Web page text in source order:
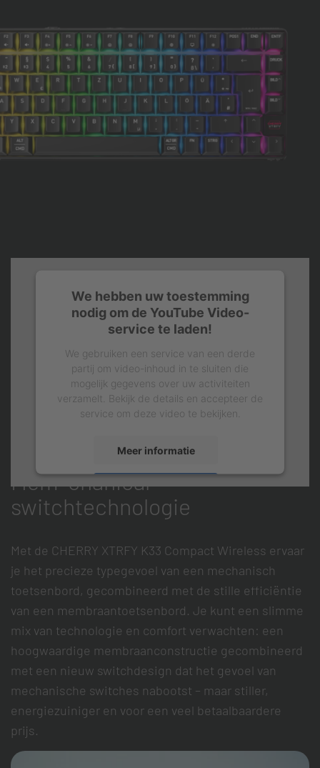
We hebben uw toestemming
nodig om de YouTube Video-
service te laden!
We gebruiken een service van een derde
partij om video-inhoud in te sluiten die
mogelijk gegevens over uw activiteiten
verzamelt. Bekijk de details en accepteer de
service om deze video te bekijken.
Meer informatie
Accepteren
Mem-chanical
switchtechnologie
Met de CHERRY XTRFY K33 Compact Wireless ervaar
je het precieze typegevoel van een mechanisch
toetsenbord, gecombineerd met de stille efficiëntie
van een membraantoetsenbord. Je kunt een slimme
mix van technologie en comfort verwachten: een
hoogwaardige membraanconstructie gecombineerd
met een nieuw switchdesign dat het gevoel van
mechanische switches nabootst – maar stiller,
energiezuiniger en voor een veel betaalbaardere
prijs.